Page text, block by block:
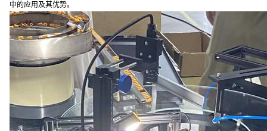
中的应用及其优势。